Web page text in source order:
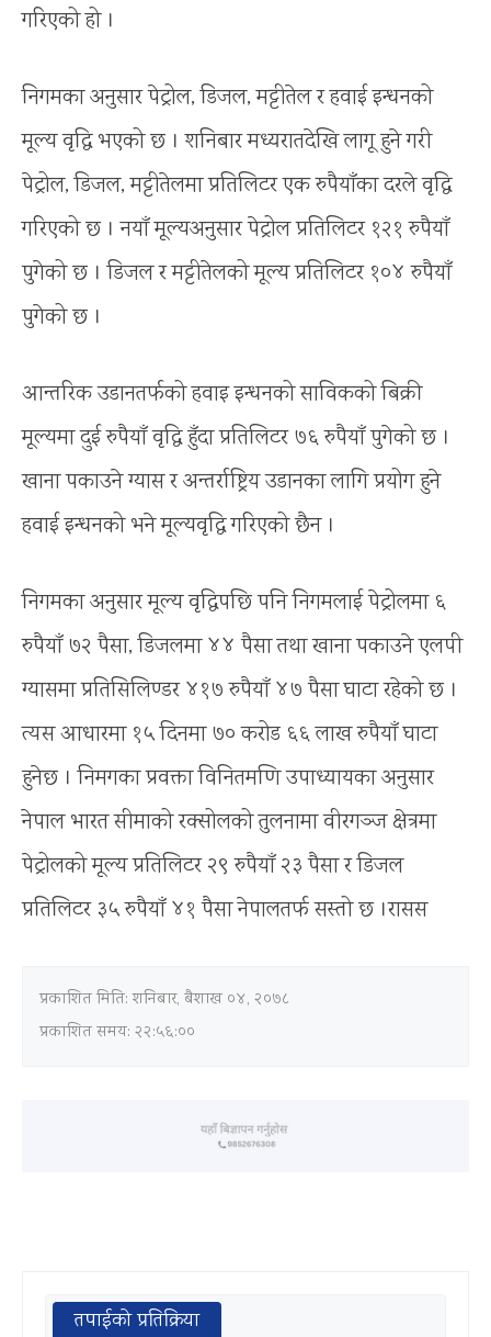
गरिएको हो ।
निगमका अनुसार पेट्रोल, डिजल, मट्टीतेल र हवाई इन्धनको
मूल्य वृद्धि भएको छ । शनिबार मध्यरातदेखि लागू हुने गरी
पेट्रोल, डिजल, मट्टीतेलमा प्रतिलिटर एक रुपैयाँका दरले वृद्धि
गरिएको छ । नयाँ मूल्यअनुसार पेट्रोल प्रतिलिटर १२१ रुपैयाँ
पुगेको छ । डिजल र मट्टीतेलको मूल्य प्रतिलिटर १०४ रुपैयाँ
पुगेको छ ।
आन्तरिक उडानतर्फको हवाइ इन्धनको साविकको बिक्री
मूल्यमा दुई रुपैयाँ वृद्धि हुँदा प्रतिलिटर ७६ रुपैयाँ पुगेको छ ।
खाना पकाउने ग्यास र अन्तर्राष्ट्रिय उडानका लागि प्रयोग हुने
हवाई इन्धनको भने मूल्यवृद्धि गरिएको छैन ।
निगमका अनुसार मूल्य वृद्धिपछि पनि निगमलाई पेट्रोलमा ६
रुपैयाँ ७२ पैसा, डिजलमा ४४ पैसा तथा खाना पकाउने एलपी
ग्यासमा प्रतिसिलिण्डर ४१७ रुपैयाँ ४७ पैसा घाटा रहेको छ ।
त्यस आधारमा १५ दिनमा ७० करोड ६६ लाख रुपैयाँ घाटा
हुनेछ । निमगका प्रवक्ता विनितमणि उपाध्यायका अनुसार
नेपाल भारत सीमाको रक्सोलको तुलनामा वीरगञ्ज क्षेत्रमा
पेट्रोलको मूल्य प्रतिलिटर २९ रुपैयाँ २३ पैसा र डिजल
प्रतिलिटर ३५ रुपैयाँ ४१ पैसा नेपालतर्फ सस्तो छ ।रासस
प्रकाशित मिति:शनिबार, बैशाख ०४, २०७८
प्रकाशित समय: २२:५६:००
तपाईको प्रतिक्रिया